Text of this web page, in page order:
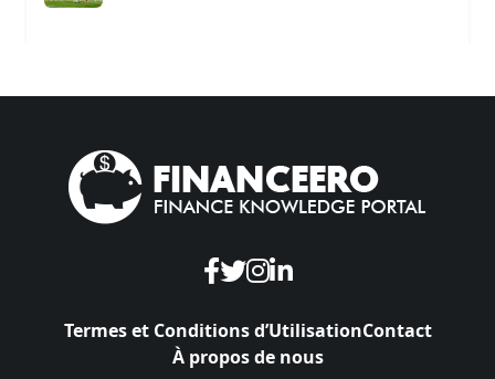
Termes et Conditions d’UtilisationContact
À propos de nous